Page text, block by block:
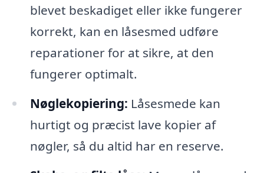
blevet beskadiget eller ikke fungerer
korrekt, kan en låsesmed udføre
reparationer for at sikre, at den
fungerer optimalt.
Nøglekopiering: Låsesmede kan
hurtigt og præcist lave kopier af
nøgler, så du altid har en reserve.